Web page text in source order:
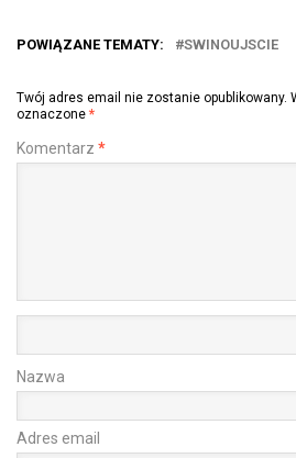
POWIĄZANE TEMATY: SWINOUJSCIE
Twój adres email nie zostanie opublikowany.
oznaczone *
Komentarz *
Nazwa
Adres email